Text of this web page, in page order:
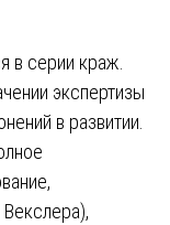
в серии краж.
экспертизы
в развитии.
Векслера),